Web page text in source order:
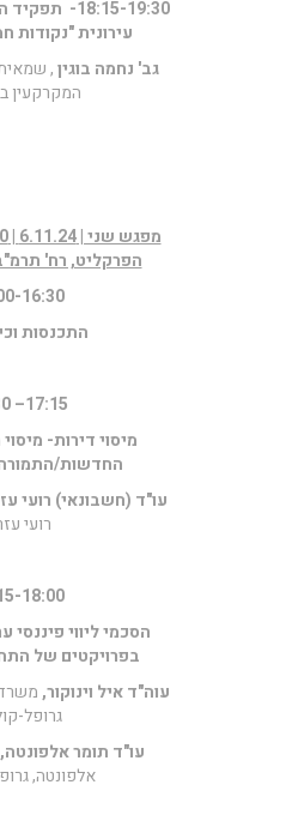
18:15-
עירונית "נקודות
גב' נחמה בוגין,
המקרקעין
הפרקליט, רח' תרמ"ב 7 ראשון
16:30
התכנסות
17:15– 16:30
מיסוי דירות-
החדשות/
עו"ד (חשבונאי) רועי
רועי
18:00
הסכמי ליווי פיננסי
בפרויקטים של
עוה"ד איל וינוקור, משרד
גרופל-
עו"ד תומר אלפונטה,
אלפונטה,